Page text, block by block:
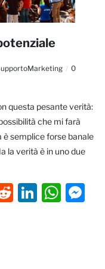
0
questa pesante verità:
che mi farà
è semplice forse banale
la verità è in uno due
Reddit